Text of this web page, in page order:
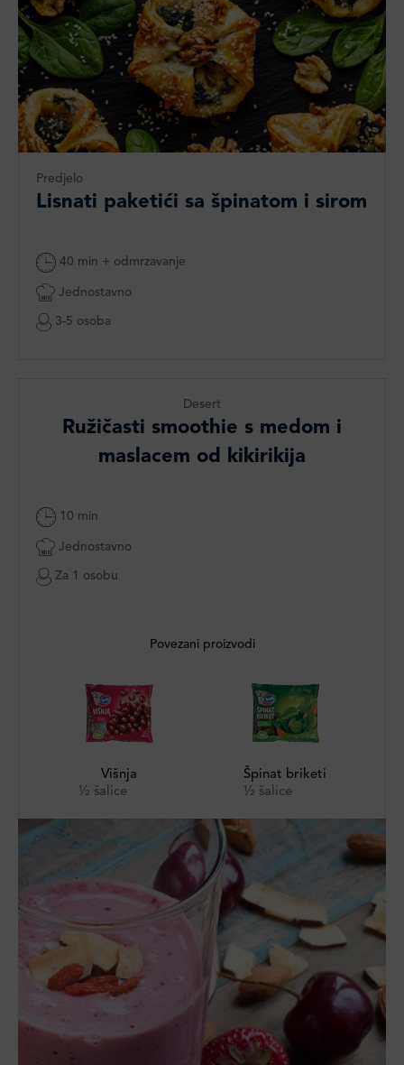
Predjelo
Lisnati paketići sa špinatom i sirom
40 min + odmrzavanje
Jednostavno
3-5 osoba
Desert
Ružičasti smoothie s medom i
maslacem od kikirikija
10 min
Jednostavno
Za 1 osobu
Povezani proizvodi
Višnja
½ šalice
Špinat briketi
½ šalice